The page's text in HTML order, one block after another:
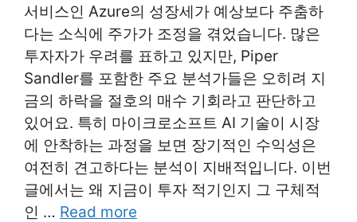
서비스인 Azure의 성장세가 예상보다 주춤하
다는 소식에 주가가 조정을 겪었습니다. 많은
투자자가 우려를 표하고 있지만, Piper
Sandler를 포함한 주요 분석가들은 오히려 지
금의 하락을 절호의 매수 기회라고 판단하고
있어요. 특히 마이크로소프트 AI 기술이 시장
에 안착하는 과정을 보면 장기적인 수익성은
여전히 견고하다는 분석이 지배적입니다. 이번
글에서는 왜 지금이 투자 적기인지 그 구체적
인 … Read more